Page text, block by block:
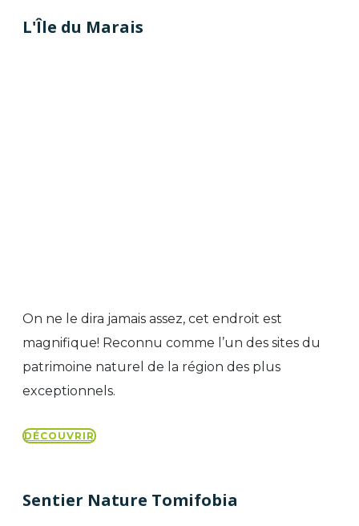
L'Île du Marais
On ne le dira jamais assez, cet endroit est
magnifique! Reconnu comme l’un des sites du
patrimoine naturel de la région des plus
exceptionnels.
DÉCOUVRIR
Sentier Nature Tomifobia